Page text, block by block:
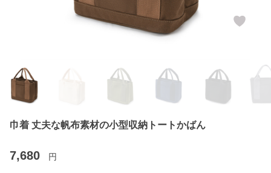
巾着 丈夫な帆布素材の小型収納トートかばん
7,680 円